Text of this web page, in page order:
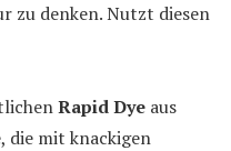
zu denken. Nutzt diesen
Rapid Dye aus
die mit knackigen